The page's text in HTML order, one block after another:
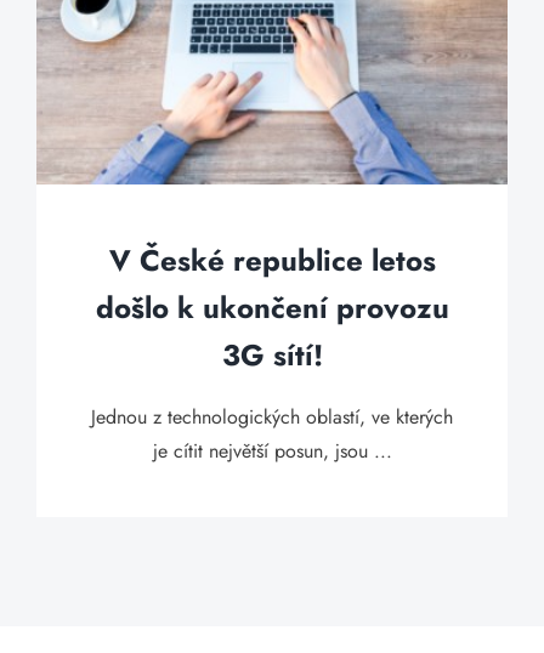
V České republice letos
došlo k ukončení provozu
3G sítí!
Jednou z technologických oblastí, ve kterých
je cítit největší posun, jsou ...